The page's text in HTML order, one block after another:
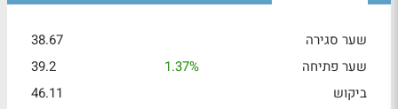
שער סגירה
38.67
שער פתיחה
1.37%
39.2
ביקוש
46.11